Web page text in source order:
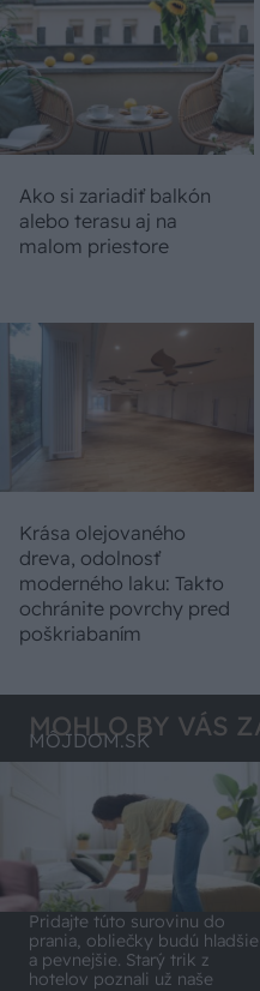
Ako si zariadiť balkón
alebo terasu aj na
malom priestore
Krása olejovaného
dreva, odolnosť
moderného laku: Takto
ochránite povrchy pred
poškriabaním
MOHLO BY VÁS
MÔJDOM.SK
Pridajte túto surovinu do
prania, obliečky budú hladšie
a pevnejšie. Starý trik z
hotelov poznali už naše